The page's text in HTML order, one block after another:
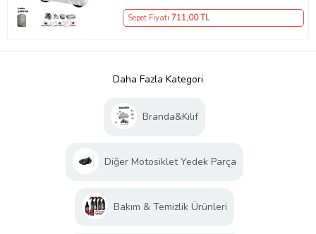
Sepet Fiyatı 711,00 TL
Daha Fazla Kategori
Branda&Kılıf
Diğer Motosiklet Yedek Parça
Bakım & Temizlik Ürünleri